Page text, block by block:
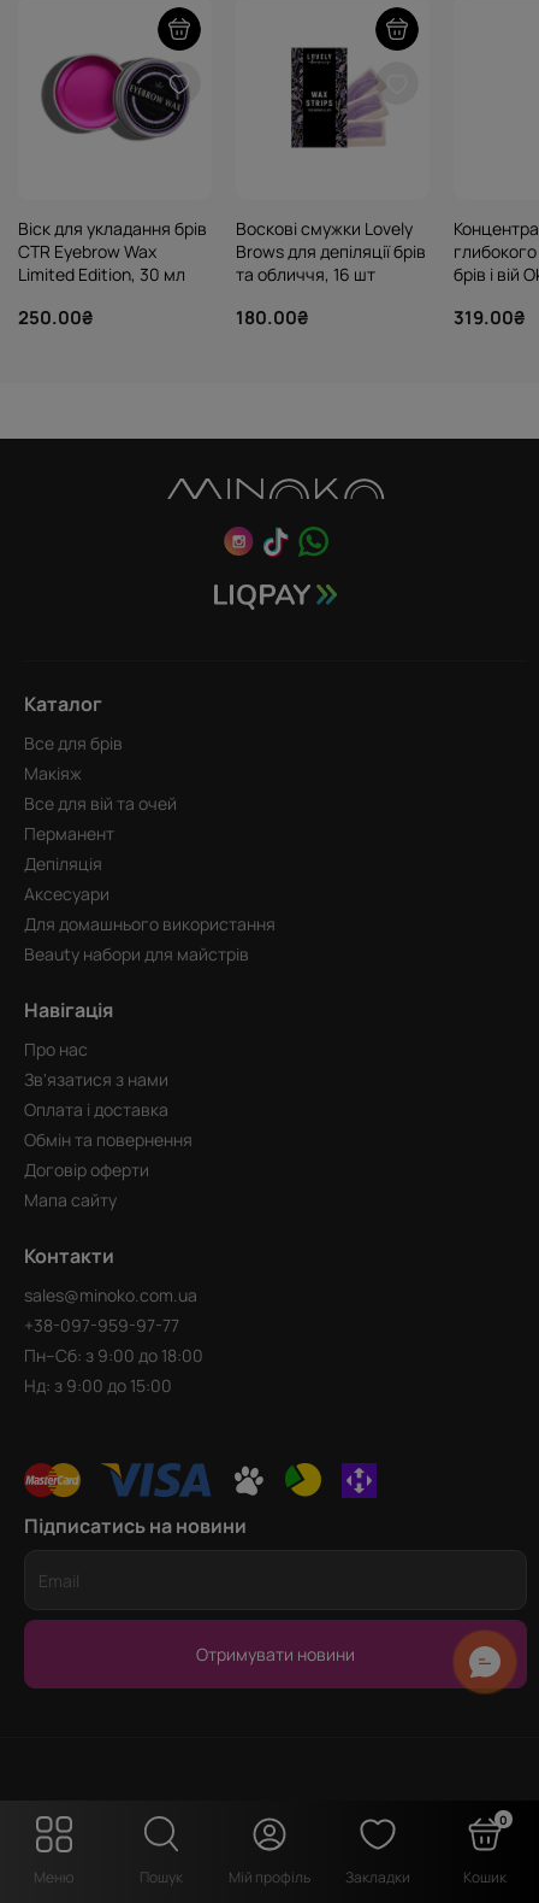
Меню Пошук Мій профіль Закладки
0
Кошик
Віск для укладання брів
CTR Eyebrow Wax
Limited Edition, 30 мл
250.00₴
Воскові смужки Lovely
Brows для депіляції брів
та обличчя, 16 шт
180.00₴
брів і вій
319.00₴
Каталог
Все для брів
Макіяж
Все для вій та очей
Перманент
Депіляція
Аксесуари
Для домашнього використання
Beauty набори для майстрів
Навігація
Про нас
Зв'язатися з нами
Оплата і доставка
Обмін та повернення
Договір оферти
Мапа сайту
Контакти
sales@minoko.com.ua
+38-097-959-97-77
Пн–Сб: з 9:00 до 18:00
Нд: з 9:00 до 15:00
Підписатись на новини
Отримувати новини